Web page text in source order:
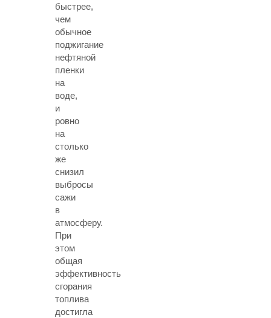
быстрее,
чем
обычное
поджигание
нефтяной
пленки
на
воде,
и
ровно
на
столько
же
снизил
выбросы
сажи
в
атмосферу.
При
этом
общая
эффективность
сгорания
топлива
достигла